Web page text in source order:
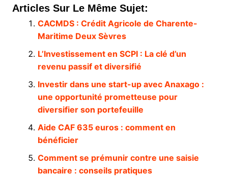
Articles Sur Le Même Sujet:
CACMDS : Crédit Agricole de Charente-
Maritime Deux Sèvres
L’Investissement en SCPI : La clé d’un
revenu passif et diversifié
Investir dans une start-up avec Anaxago :
une opportunité prometteuse pour
diversifier son portefeuille
Aide CAF 635 euros : comment en
bénéficier
Comment se prémunir contre une saisie
bancaire : conseils pratiques